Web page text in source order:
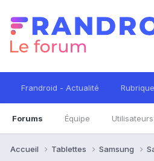
Frandroid - Actualité
Forums Équipe
Accueil Tablettes Samsung